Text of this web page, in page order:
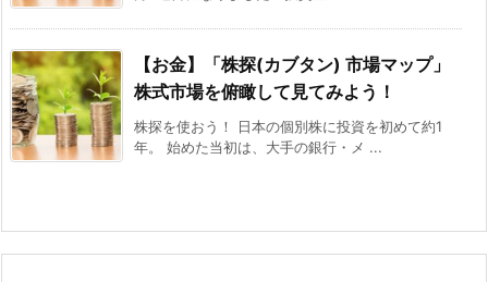
【お金】「株探(カブタン) 市場マップ」
株式市場を俯瞰して見てみよう！
株探を使おう！ 日本の個別株に投資を初めて約1
年。 始めた当初は、大手の銀行・メ ...